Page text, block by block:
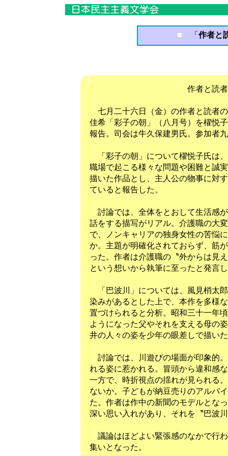
■ 「 作者と
作者と読者の
七月二十六日（金）の作者と読者
佳希「彩子の朝」（八月号）を櫂悦
報告。司会は牛久保建男氏。参加者
「彩子の朝」について櫂悦子氏は
職場で起こる様々な問題や困難と誠
描いた作品とし、主人公の物事に対
ていると報告した。
討論では、全体をとおして生活感
話をする描写がリアル。介護職の大
で、ノンキャリアの独身女性の苦悩
か。主題が明確化されておらず、筋
った。作者は介護職の〝外からは見
という想いから執筆に至ったと発言
「巴波川」については、風見梢太
染みがあるとした上で、本作を多様
置づけられると分析。昭和三十一年
ようになった父やそれを支える母の
井の人々の姿を少年の眼差しで描い
討論では、川遊びの場面が印象的
れる姿に惹かれる。冒頭から違和感
一方で、時折視点の揺れが見られる
ないか。子どもが納豆売りのアルバ
た。作者は作中の新聞のモデルとな
深い思い入れがあり、それを〝巴波
議論はほどよい緊張感のなかで行
集いとなった